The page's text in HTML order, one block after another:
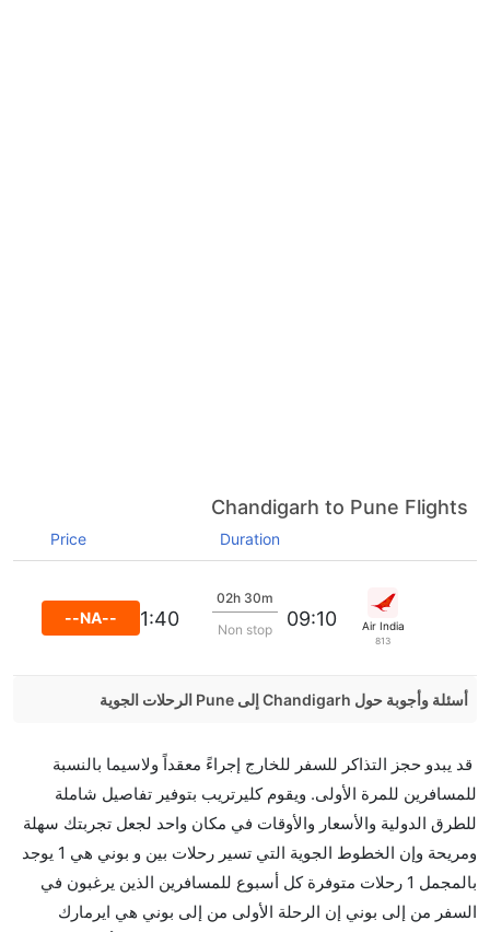
Chandigarh to Pune Flights
Duration
Price
Air India
813
09:10
02h 30m
Non stop
11:40
--NA--
أسئلة وأجوبة حول Chandigarh إلى Pune الرحلات الجوية
من إلىبوني مما تستغرقه الخطوط الجوية الأخرى؟
نعم. توفر كل من IndiGo أسرع رحلات الطيران على هذا
الطريق،
هل توفر شركات الطيران مساحة إضافية للنوم؟
كثير من خطوط طيران درجة رجال الأعمال توفر مساحة
إضافية للنوم.
قد يبدو حجز التذاكر للسفر للخارج إجراءً معقداً ولاسيما بالنسبة
للمسافرين للمرة الأولى. ويقوم كليرتريب بتوفير تفاصيل شاملة
للطرق الدولية والأسعار والأوقات في مكان واحد لجعل تجربتك سهلة
ومريحة وإن الخطوط الجوية التي تسير رحلات بين و بوني هي 1 يوجد
بالمجمل 1 رحلات متوفرة كل أسبوع للمسافرين الذين يرغبون في
السفر من إلى بوني إن الرحلة الأولى من إلى بوني هي ايرمارك